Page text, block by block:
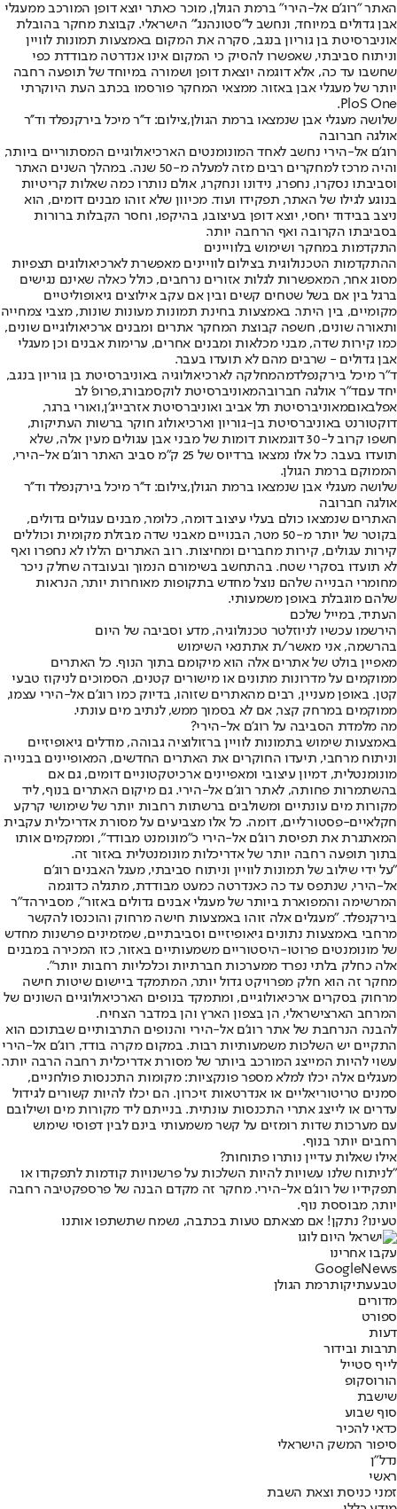
האתר "רוג'ם אל-הירי" ברמת הגולן, מוכר כאתר יוצא דופן המורכב ממעגלי
אבן גדולים במיוחד, ונחשב ל"סטונהנג'" הישראלי. קבוצת מחקר בהובלת
אוניברסיטת בן גוריון בנגב, סקרה את המקום באמצעות תמונות לוויין
וניתוח סביבתי, שאפשרו להסיק כי המקום אינו אנדרטה מבודדת כפי
שחשבו עד כה, אלא דוגמה יוצאת דופן ושמורה במיוחד של תופעה רחבה
יותר של מעגלי אבן באזור. ממצאי המחקר פורסמו בכתב העת היוקרתי
PloS One.
שלושה מעגלי אבן שנמצאו ברמת הגולן,צילום: ד''ר מיכל בירקנפלד וד''ר
אולגה חברובה
רוג'ם אל-הירי נחשב לאחד המונומנטים הארכיאולוגיים המסתוריים ביותר,
והיה מרכז למחקרים רבים מזה למעלה מ-50 שנה. במהלך השנים האתר
וסביבתו נסקרו, נחפרו, נידונו ונחקרו, אולם נותרו כמה שאלות קריטיות
בנוגע לגילו של האתר, תפקידו ועוד. מכיוון שלא זוהו מבנים דומים, הוא
ניצב בבידוד יחסי, יוצא דופן בעיצובו, בהיקפו, וחסר הקבלות ברורות
בסביבתו הקרובה ואף הרחבה יותר.
התקדמות במחקר ושימוש בלוויינים
ההתקדמות הטכנולוגית בצילום לוויינים מאפשרת לארכיאולוגים תצפיות
מסוג אחר, המאפשרות לגלות אזורים נרחבים, כולל כאלה שאינם נגישים
ברגל בין אם בשל שטחים קשים ובין אם עקב אילוצים גיאופוליטיים
מקומיים, בין היתר. באמצעות בחינת תמונות מעונות שונות, מצבי צמחייה
ותאורה שונים, חשפה קבוצת המחקר אתרים ומבנים ארכיאולוגיים שונים,
כמו קירות שדה, מבני מכלאות ומבנים אחרים, ערימות אבנים וכן מעגלי
אבן גדולים - שרבים מהם לא תועדו בעבר.
ד"ר מיכל בירקנפלדמהמחלקה לארכיאולוגיה באוניברסיטת בן גוריון בנגב,
יחד עםד"ר אולגה חברובהמאוניברסיטת לוקסמבורג,פרופ' לב
אפלבאוםמאוניברסיטת תל אביב ואוניברסיטת אזרבייג'ן,ואורי ברגר,
דוקטורנט באוניברסיטת בן-גוריון וארכיאולוג חוקר ברשות העתיקות,
חשפו קרוב ל-30 דוגמאות דומות של מבני אבן עגולים מעין אלה, שלא
תועדו בעבר. כל אלו נמצאו ברדיוס של 25 ק"מ סביב האתר רוג'ם אל-הירי,
הממוקם ברמת הגולן.
שלושה מעגלי אבן שנמצאו ברמת הגולן,צילום: ד''ר מיכל בירקנפלד וד''ר
אולגה חברובה
האתרים שנמצאו כולם בעלי עיצוב דומה, כלומר, מבנים עגולים גדולים,
בקוטר של יותר מ-50 מטר, הבנויים מאבני שדה מבזלת מקומית וכוללים
קירות עגולים, קירות מחברים ומחיצות. רוב האתרים הללו לא נחפרו ואף
לא תועדו בסקרי שטח. בהתחשב בשימורם הנמוך ובעובדה שחלק ניכר
מחומרי הבנייה שלהם נוצל מחדש בתקופות מאוחרות יותר, הנראות
שלהם מוגבלת באופן משמעותי.
העתיד, במייל שלכם
הירשמו עכשיו לניוזלטר טכנולוגיה, מדע וסביבה של היום
בהרשמה, אני מאשר/ת אתתנאי השימוש
מאפיין בולט של אתרים אלה הוא מיקומם בתוך הנוף. כל האתרים
ממוקמים על מדרונות מתונים או מישורים קטנים, הסמוכים לניקוז טבעי
קטן. באופן מעניין, רבים מהאתרים שזוהו, בדיוק כמו רוג'ם אל-הירי עצמו,
ממוקמים במרחק קצר, אם לא בסמוך ממש, לנתיב מים עונתי.
מה מלמדת הסביבה על רוג'ם אל-הירי?
באמצעות שימוש בתמונות לוויין ברזולוציה גבוהה, מודלים גיאופיזיים
וניתוח מרחבי, תיעדו החוקרים את האתרים החדשים, המאופיינים בבנייה
מונומנטלית, דמיון עיצובי ומאפיינים ארכיטקטוניים דומים, גם אם
בהשתמרות פחותה, לאתר רוג'ם אל-הירי. גם מיקום האתרים בנוף, ליד
מקורות מים עונתיים ומשולבים ברשתות רחבות יותר של שימושי קרקע
חקלאיים-פסטורליים, דומה. כל אלו מצביעים על מסורת אדריכלית עקבית
המאתגרת את תפיסת רוג'ם אל-הירי כ"מונומנט מבודד", וממקמים אותו
בתוך תופעה רחבה יותר של אדריכלות מונומנטלית באזור זה.
"על ידי שילוב של תמונות לוויין וניתוח סביבתי, מעגל האבנים רוג'ם
אל-הירי, שנתפס עד כה כאנדרטה כמעט מבודדת, מתגלה כדוגמה
המרשימה והמפוארת ביותר של מעגלי אבנים גדולים באזור", מסבירהד"ר
בירקנפלד. "מעגלים אלה זוהו באמצעות חישה מרחוק והוכנסו להקשר
מרחבי באמצעות נתונים גיאופיזיים וסביבתיים, שמזמינים פרשנות מחדש
של מונומנטים פרוטו-היסטוריים משמעותיים באזור, כזו המכירה במבנים
אלה כחלק בלתי נפרד ממערכות חברתיות וכלכליות רחבות יותר".
מחקר זה הוא חלק מפרויקט גדול יותר, המתמקד ביישום שיטות חישה
מרחוק בסקרים ארכיאולוגיים, ומתמקד בנופים הארכיאולוגיים השונים של
המרחב הארצישראלי, הן בצפון הארץ והן במדבר הצחיח.
להבנה הנרחבת של אתר רוג'ם אל-הירי והנופים התרבותיים שבתוכם הוא
התקיים יש השלכות משמעותיות רבות. במקום מקרה בודד, רוג'ם אל-הירי
עשוי להיות המייצג המורכב ביותר של מסורת אדריכלית רחבה הרבה יותר.
מעגלים אלה יכלו למלא מספר פונקציות: מקומות התכנסות פולחניים,
סמנים טריטוריאליים או אנדרטאות זיכרון. הם יכלו להיות קשורים לגידול
עדרים או לייצג אתרי התכנסות עונתית. בנייתם ליד מקורות מים ושילובם
עם מערכות שדות רומזים על קשר משמעותי בינם לבין דפוסי שימוש
רחבים יותר בנוף.
אילו שאלות עדיין נותרו פתוחות?
"לניתוח שלנו עשויות להיות השלכות על פרשנויות קודמות לתפקודו או
תפקידיו של רוג'ם אל-הירי. מחקר זה מקדם הבנה של פרספקטיבה רחבה
יותר, מבוססת נוף.
טעינו? נתקן! אם מצאתם טעות בכתבה, נשמח שתשתפו אותנו
עקבו אחרינו
Googl eNews
טבעעתיקותרמת הגולן
מדורים
ספורט
דעות
תרבות ובידור
לייף סטייל
הורוסקופ
שישבת
סוף שבוע
כדאי להכיר
סיפור המשק הישראלי
נדל"ן
ראשי
זמני כניסת וצאת השבת